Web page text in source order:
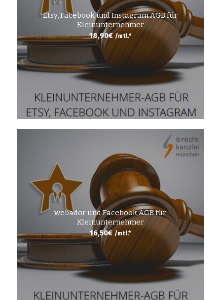
Etsy, Facebook und Instagram AGB für
Kleinunternehmer
18,90€ /mtl.*
webador und Facebook AGB für
Kleinunternehmer
16,50€ /mtl.*